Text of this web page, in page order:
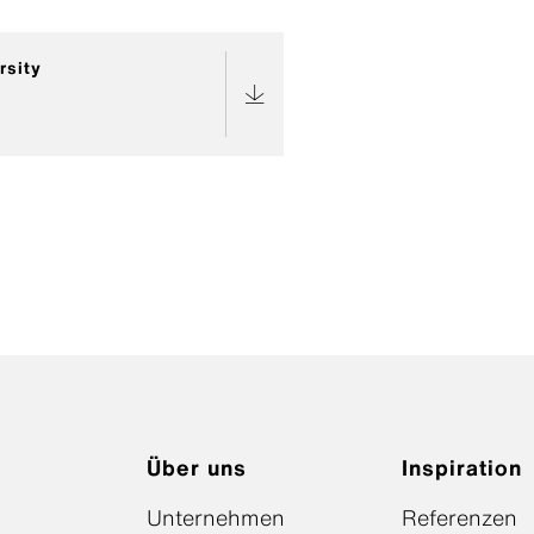
Über uns
Unternehmen
Inspiration
Referenzen